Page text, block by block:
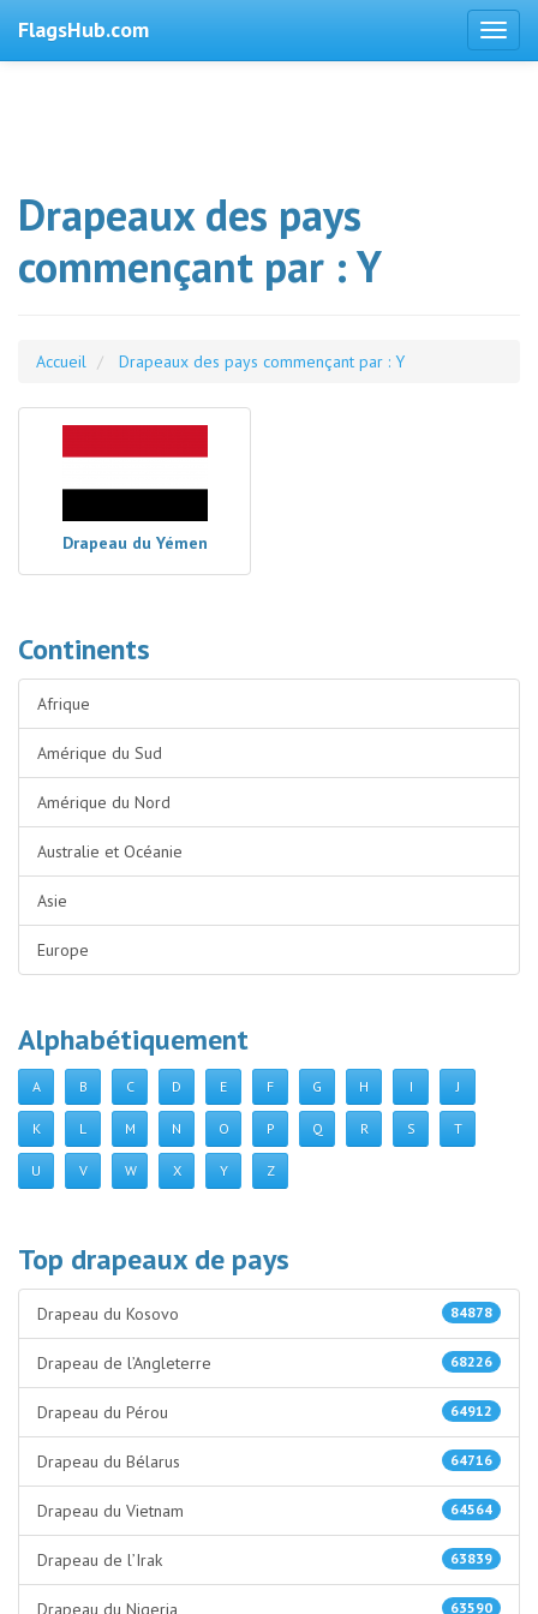
FlagsHub.com
Drapeaux des pays
commençant par : Y
Accueil Drapeaux des pays commençant par : Y
Drapeau du Yémen
Continents
Afrique
Amérique du Sud
Amérique du Nord
Australie et Océanie
Asie
Europe
Alphabétiquement
A B C D E F G H I J
K L M N O P Q R S T
U V W X Y Z
Top drapeaux de pays
84878
Drapeau du Kosovo
68226
Drapeau de l’Angleterre
64912
Drapeau du Pérou
64716
Drapeau du Bélarus
64564
Drapeau du Vietnam
63839
Drapeau de l’Irak
63590
Drapeau du Nigeria